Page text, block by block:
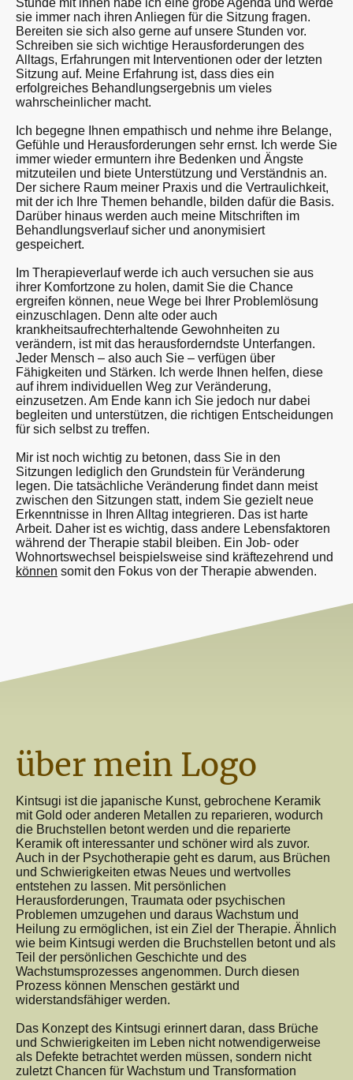
Stunde mit ihnen habe ich eine grobe Agenda und werde
sie immer nach ihren Anliegen für die Sitzung fragen.
Bereiten sie sich also gerne auf unsere Stunden vor.
Schreiben sie sich wichtige Herausforderungen des
Alltags, Erfahrungen mit Interventionen oder der letzten
Sitzung auf. Meine Erfahrung ist, dass dies ein
erfolgreiches Behandlungsergebnis um vieles
wahrscheinlicher macht.
Ich begegne Ihnen empathisch und nehme ihre Belange,
Gefühle und Herausforderungen sehr ernst. Ich werde Sie
immer wieder ermuntern ihre Bedenken und Ängste
mitzuteilen und biete Unterstützung und Verständnis an.
Der sichere Raum meiner Praxis und die Vertraulichkeit,
mit der ich Ihre Themen behandle, bilden dafür die Basis.
Darüber hinaus werden auch meine Mitschriften im
Behandlungsverlauf sicher und anonymisiert
gespeichert.
Im Therapieverlauf werde ich auch versuchen sie aus
ihrer Komfortzone zu holen, damit Sie die Chance
ergreifen können, neue Wege bei Ihrer Problemlösung
einzuschlagen. Denn alte oder auch
krankheitsaufrechterhaltende Gewohnheiten zu
verändern, ist mit das herausforderndste Unterfangen.
Jeder Mensch – also auch Sie – verfügen über
Fähigkeiten und Stärken. Ich werde Ihnen helfen, diese
auf ihrem individuellen Weg zur Veränderung,
einzusetzen. Am Ende kann ich Sie jedoch nur dabei
begleiten und unterstützen, die richtigen Entscheidungen
für sich selbst zu treffen.
Mir ist noch wichtig zu betonen, dass Sie in den
Sitzungen lediglich den Grundstein für Veränderung
legen. Die tatsächliche Veränderung findet dann meist
zwischen den Sitzungen statt, indem Sie gezielt neue
Erkenntnisse in Ihren Alltag integrieren. Das ist harte
Arbeit. Daher ist es wichtig, dass andere Lebensfaktoren
während der Therapie stabil bleiben. Ein Job- oder
Wohnortswechsel beispielsweise sind kräftezehrend und
können somit den Fokus von der Therapie abwenden.
über mein Logo
Kintsugi ist die japanische Kunst, gebrochene Keramik
mit Gold oder anderen Metallen zu reparieren, wodurch
die Bruchstellen betont werden und die reparierte
Keramik oft interessanter und schöner wird als zuvor.
Auch in der Psychotherapie geht es darum, aus Brüchen
und Schwierigkeiten etwas Neues und wertvolles
entstehen zu lassen. Mit persönlichen
Herausforderungen, Traumata oder psychischen
Problemen umzugehen und daraus Wachstum und
Heilung zu ermöglichen, ist ein Ziel der Therapie. Ähnlich
wie beim Kintsugi werden die Bruchstellen betont und als
Teil der persönlichen Geschichte und des
Wachstumsprozesses angenommen. Durch diesen
Prozess können Menschen gestärkt und
widerstandsfähiger werden.
Das Konzept des Kintsugi erinnert daran, dass Brüche
und Schwierigkeiten im Leben nicht notwendigerweise
als Defekte betrachtet werden müssen, sondern nicht
zuletzt Chancen für Wachstum und Transformation